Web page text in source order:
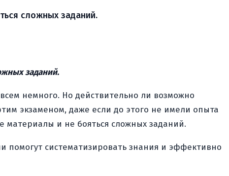
сложных заданий.
заданий.
немного. Но действительно ли возможно
экзаменом, даже если до этого не имели опыта
материалы и не бояться сложных заданий.
помогут систематизировать знания и эффективно